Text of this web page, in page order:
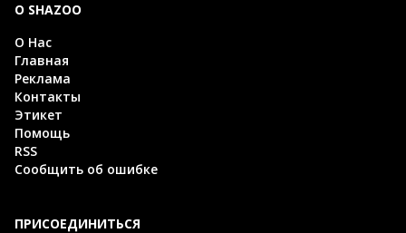
О SHAZOO
О Нас
Главная
Реклама
Контакты
Этикет
Помощь
RSS
Сообщить об ошибке
ПРИСОЕДИНИТЬСЯ